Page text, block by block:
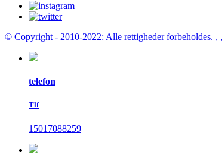
© Copyright - 2010-2022: Alle rettigheder forbeholdes. ,
telefon
Tlf
15017088259